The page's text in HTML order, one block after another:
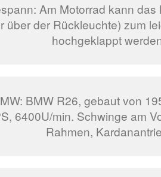
Am Motorrad kann
über der Rückleuchte) zum
hochgeklappt
BMW R26, gebaut von
6400U/min. Schwinge am
Rahmen,